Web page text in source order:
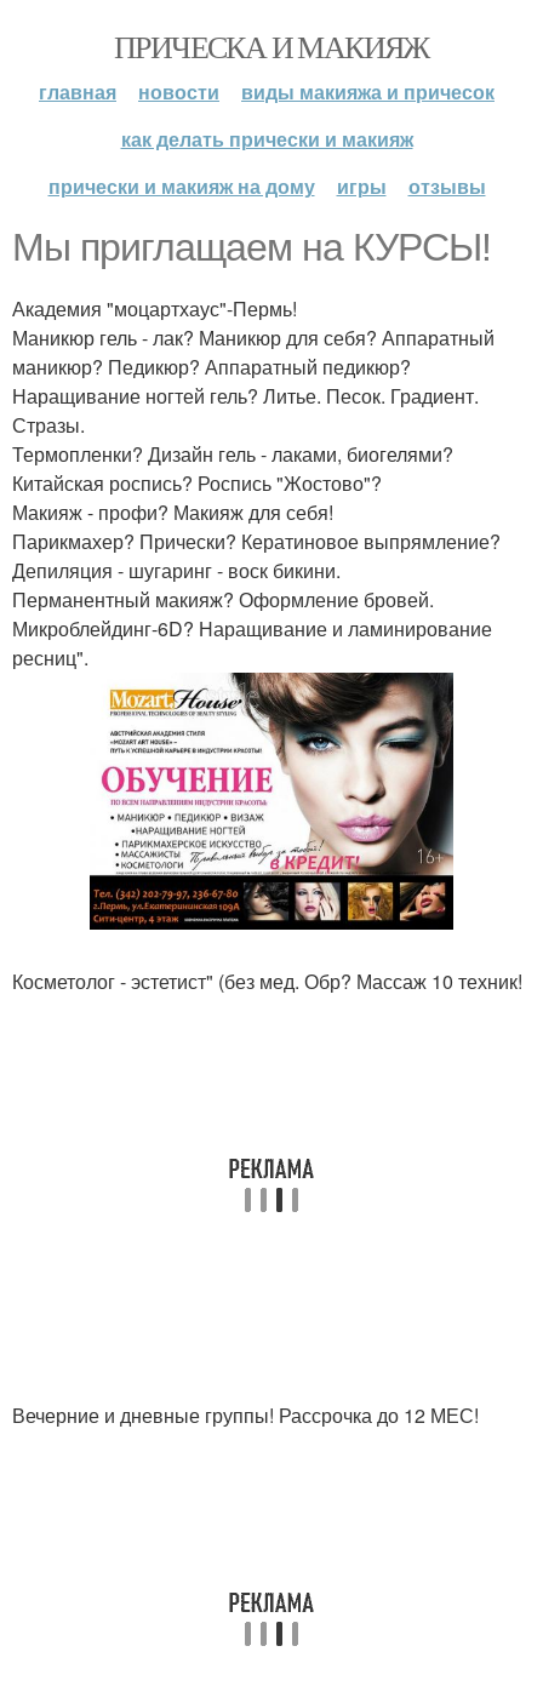
ПРИЧЕСКА И МАКИЯЖ
главная новости
виды макияжа и причесок
как делать прически и макияж
прически и макияж на дому
игры отзывы
Мы приглащаем на КУРСЫ!
Академия "моцартхаус"-Пермь!
Маникюр гель - лак? Маникюр для себя? Аппаратный
маникюр? Педикюр? Аппаратный педикюр?
Наращивание ногтей гель? Литье. Песок. Градиент.
Стразы.
Термопленки? Дизайн гель - лаками, биогелями?
Китайская роспись? Роспись "Жостово"?
Макияж - профи? Макияж для себя!
Парикмахер? Прически? Кератиновое выпрямление?
Депиляция - шугаринг - воск бикини.
Перманентный макияж? Оформление бровей.
Микроблейдинг-6D? Наращивание и ламинирование
ресниц".
Косметолог - эстетист" (без мед. Обр? Массаж 10 техник!
Вечерние и дневные группы! Рассрочка до 12 МЕС!